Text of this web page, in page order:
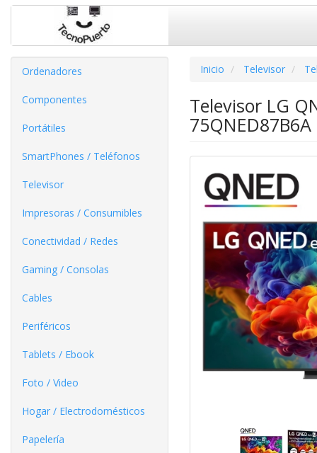
Ordenadores
Componentes
Portátiles
SmartPhones / Teléfonos
Televisor
Impresoras / Consumibles
Conectividad / Redes
Gaming / Consolas
Cables
Periféricos
Tablets / Ebook
Foto / Video
Hogar / Electrodomésticos
Papelería
Inicio Televisor
Televisor LG